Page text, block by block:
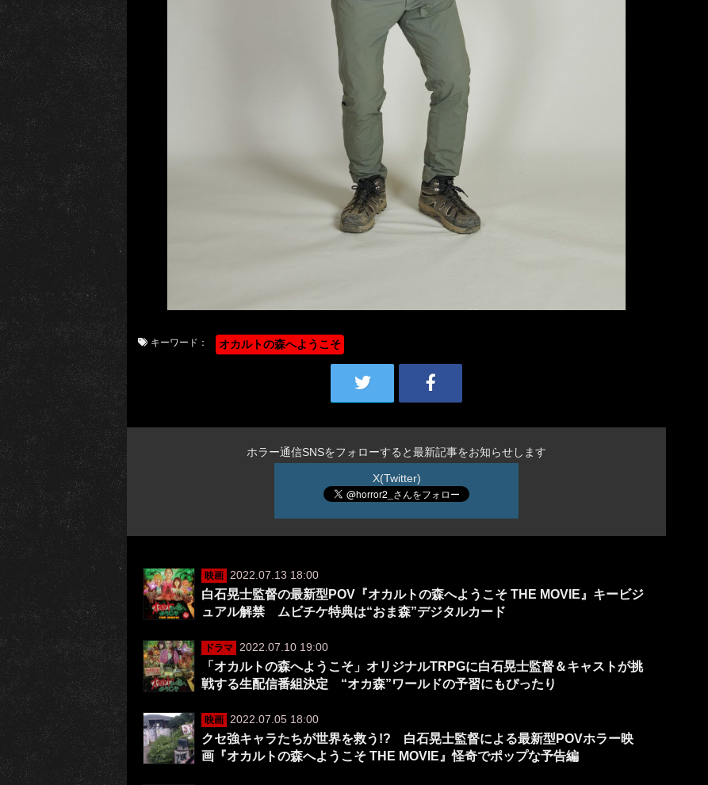
キーワード： オカルトの森へようこそ
ホラー通信SNSをフォローすると最新記事をお知らせします
X(Twitter)
映画 2022.07.13 18:00
白石晃士監督の最新型POV『オカルトの森へようこそ THE MOVIE』キービジ
ュアル解禁 ムビチケ特典は“おま森”デジタルカード
ドラマ 2022.07.10 19:00
「オカルトの森へようこそ」オリジナルTRPGに白石晃士監督＆キャストが挑
戦する生配信番組決定 “オカ森”ワールドの予習にもぴったり
映画 2022.07.05 18:00
クセ強キャラたちが世界を救う!? 白石晃士監督による最新型POVホラー映
画『オカルトの森へようこそ THE MOVIE』怪奇でポップな予告編